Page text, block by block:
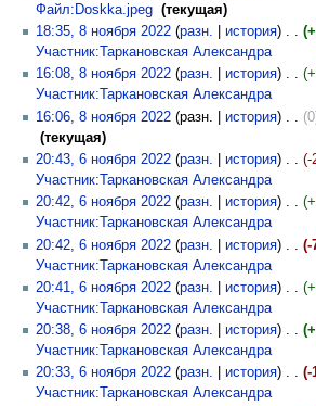
Файл:Doskka.jpeg (текущая)
18:35, 8 ноября 2022 (разн. история)
Участник:Таркановская Александра‎
16:08, 8 ноября 2022 (разн. история)
Участник:Таркановская Александра‎
16:06, 8 ноября 2022 (разн. | история)
(текущая)
20:43, 6 ноября 2022 (разн. история) (-
Участник:Таркановская Александра‎
20:42, 6 ноября 2022 (разн. история)
Участник:Таркановская Александра‎
20:42, 6 ноября 2022 (разн. история) (-
Участник:Таркановская Александра
20:41, 6 ноября 2022 (разн. история)
Участник:Таркановская Александра
20:38, 6 ноября 2022 (разн. история)
Участник:Таркановская Александра‎
20:33, 6 ноября 2022 (разн. история) (-
Участник:Таркановская Александра‎